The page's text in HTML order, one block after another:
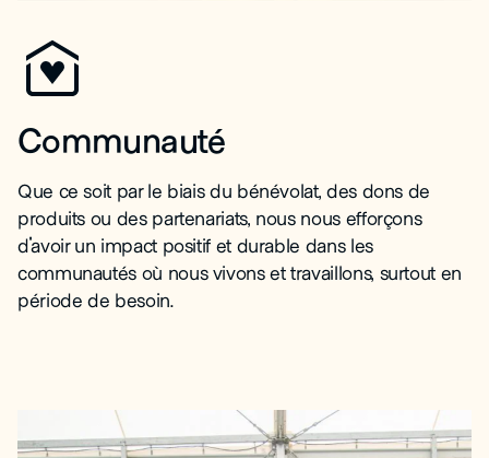
Communauté
Que ce soit par le biais du bénévolat, des dons de
produits ou des partenariats, nous nous efforçons
d'avoir un impact positif et durable dans les
communautés où nous vivons et travaillons, surtout en
période de besoin.